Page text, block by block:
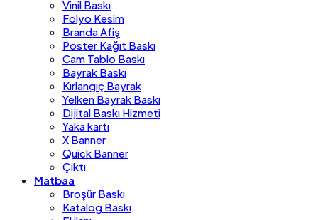
Vinil Baskı
Folyo Kesim
Branda Afiş
Poster Kağıt Baskı
Cam Tablo Baskı
Bayrak Baskı
Kırlangıç Bayrak
Yelken Bayrak Baskı
Dijital Baskı Hizmeti
Yaka kartı
X Banner
Quick Banner
Çıktı
Matbaa
Broşür Baskı
Katalog Baskı